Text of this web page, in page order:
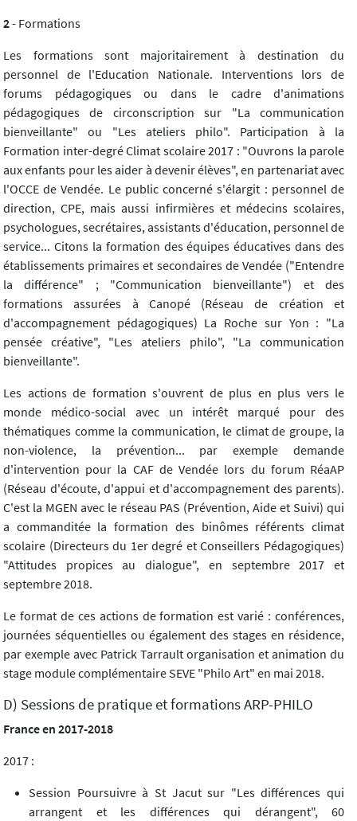
2- Formations
Les formations sont majoritairement à destination du
personnel de l'Education Nationale. Interventions lors de
forums pédagogiques ou dans le cadre d'animations
pédagogiques de circonscription sur "La communication
bienveillante" ou "Les ateliers philo". Participation à la
Formation inter-degré Climat scolaire 2017 : "Ouvrons la parole
aux enfants pour les aider à devenir élèves", en partenariat avec
l'OCCE de Vendée. Le public concerné s'élargit : personnel de
direction, CPE, mais aussi infirmières et médecins scolaires,
psychologues, secrétaires, assistants d'éducation, personnel de
service... Citons la formation des équipes éducatives dans des
établissements primaires et secondaires de Vendée ("Entendre
la différence" ; "Communication bienveillante") et des
formations assurées à Canopé (Réseau de création et
d'accompagnement pédagogiques) La Roche sur Yon : "La
pensée créative", "Les ateliers philo", "La communication
bienveillante".
Les actions de formation s'ouvrent de plus en plus vers le
monde médico-social avec un intérêt marqué pour des
thématiques comme la communication, le climat de groupe, la
non-violence, la prévention... par exemple demande
d'intervention pour la CAF de Vendée lors du forum RéaAP
(Réseau d'écoute, d'appui et d'accompagnement des parents).
C'est la MGEN avec le réseau PAS (Prévention, Aide et Suivi) qui
a commanditée la formation des binômes référents climat
scolaire (Directeurs du 1er degré et Conseillers Pédagogiques)
"Attitudes propices au dialogue", en septembre 2017 et
septembre 2018.
Le format de ces actions de formation est varié : conférences,
journées séquentielles ou également des stages en résidence,
par exemple avec Patrick Tarrault organisation et animation du
stage module complémentaire SEVE "Philo Art" en mai 2018.
D) Sessions de pratique et formations ARP-PHILO
France en 2017-2018
2017 :
Session Poursuivre à St Jacut sur "Les différences qui
arrangent et les différences qui dérangent", 60